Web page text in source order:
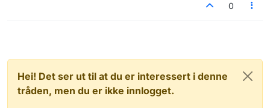
0
Hei! Det ser ut til at du er interessert i denne
tråden, men du er ikke innlogget.